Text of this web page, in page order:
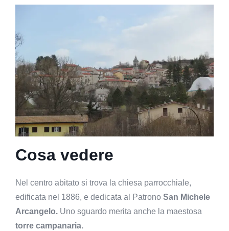
Cosa vedere
Nel centro abitato si trova la chiesa parrocchiale,
edificata nel 1886, e dedicata al Patrono San Michele
Arcangelo. Uno sguardo merita anche la maestosa
torre campanaria.